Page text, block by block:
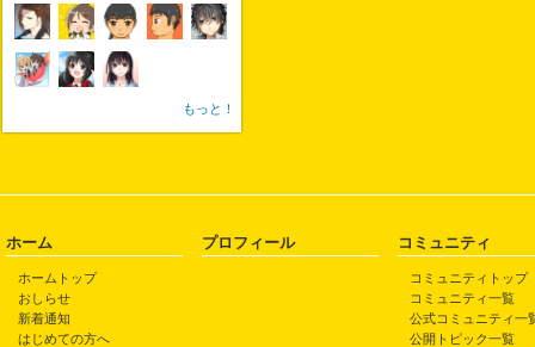
もっと！
ホーム
ホームトップ
おしらせ
新着通知
はじめての方へ
プロフィール コミュニティ
コミュニティトップ
コミュニティ一覧
公式コミュニティ一
公開トピック一覧